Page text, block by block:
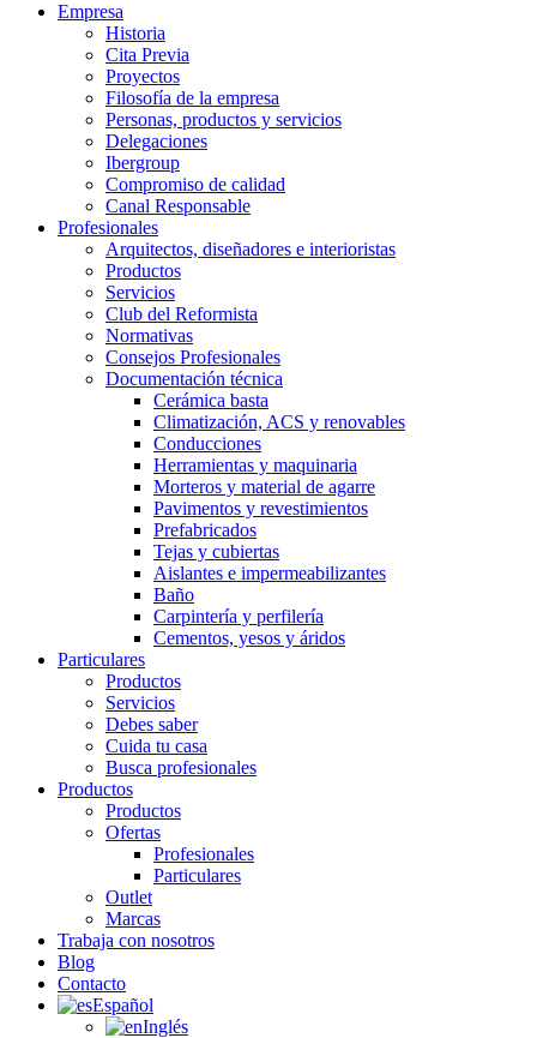
Empresa
Historia
Cita Previa
Proyectos
Filosofía de la empresa
Personas, productos y servicios
Delegaciones
Ibergroup
Compromiso de calidad
Canal Responsable
Profesionales
Arquitectos, diseñadores e interioristas
Productos
Servicios
Club del Reformista
Normativas
Consejos Profesionales
Documentación técnica
Cerámica basta
Climatización, ACS y renovables
Conducciones
Herramientas y maquinaria
Morteros y material de agarre
Pavimentos y revestimientos
Prefabricados
Tejas y cubiertas
Aislantes e impermeabilizantes
Baño
Carpintería y perfilería
Cementos, yesos y áridos
Particulares
Productos
Servicios
Debes saber
Cuida tu casa
Busca profesionales
Productos
Productos
Ofertas
Profesionales
Particulares
Outlet
Marcas
Trabaja con nosotros
Blog
Contacto
Español
Inglés